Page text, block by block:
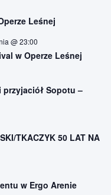
Leśnej
@ 23:00
w Operze Leśnej
Sopotu –
TKACZYK 50 LAT NA
w Ergo Arenie